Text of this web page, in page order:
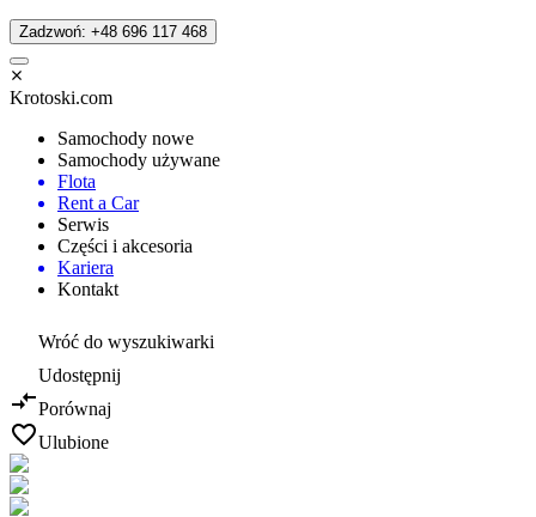
Zadzwoń: +48 696 117 468
Krotoski.com
Samochody nowe
Samochody używane
Flota
Rent a Car
Serwis
Części i akcesoria
Kariera
Kontakt
Wróć do wyszukiwarki
Udostępnij
Porównaj
Ulubione